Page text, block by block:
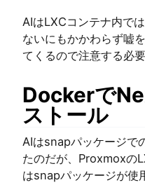
AIはLXCコンテナ内で
ないにもかかわらず嘘
てくるので注意する必要
Dockerで
ストール
AIはsnapパッケージで
たのだが、Proxmoxの
はsnapパッケージが使